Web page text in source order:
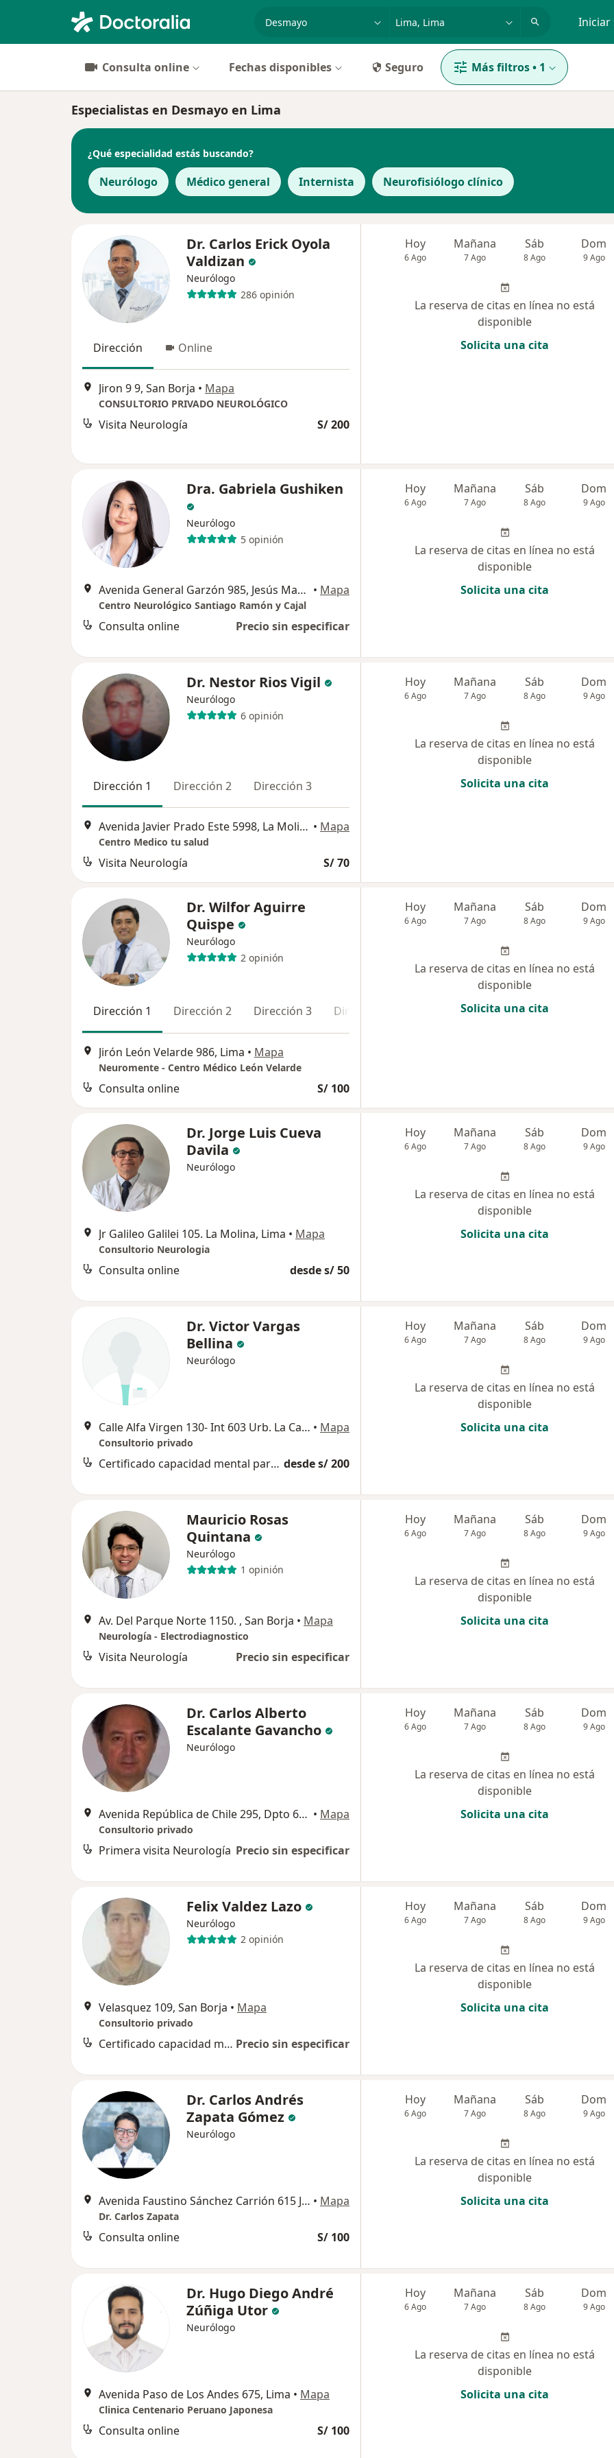
Iniciar
Consulta online Fechas disponibles Seguro Más filtros• 1
Especialistas en Desmayo en Lima
¿Qué especialidad estás buscando?
Neurólogo Médico general Internista Neurofisiólogo clínico
Dr. Carlos Erick Oyola
Valdizan
Neurólogo
286 opinión
Dirección Online
Jiron 9 9, San Borja • Mapa
CONSULTORIO PRIVADO NEUROLÓGICO
Visita Neurología S/ 200
Hoy
6 Ago
Mañana
7 Ago
Sáb
8 Ago
Dom
9 Ago
La reserva de citas en línea no está
disponible
Solicita una cita
Dra. Gabriela Gushiken
Neurólogo
5 opinión
Avenida General Garzón 985, Jesús María • Mapa
Centro Neurológico Santiago Ramón y Cajal
Consulta online Precio sin especificar
Hoy
6 Ago
Mañana
7 Ago
Sáb
8 Ago
Dom
9 Ago
La reserva de citas en línea no está
disponible
Solicita una cita
Dr. Nestor Rios Vigil
Neurólogo
6 opinión
Dirección 1 Dirección 2 Dirección 3
Avenida Javier Prado Este 5998, La Molina • Mapa
Centro Medico tu salud
Visita Neurología S/ 70
Hoy
6 Ago
Mañana
7 Ago
Sáb
8 Ago
Dom
9 Ago
La reserva de citas en línea no está
disponible
Solicita una cita
Dr. Wilfor Aguirre
Quispe
Neurólogo
2 opinión
Dirección 1 Dirección 2 Dirección 3 Dirección 4 Online
Jirón León Velarde 986, Lima • Mapa
Neuromente - Centro Médico León Velarde
Consulta online S/ 100
Hoy
6 Ago
Mañana
7 Ago
Sáb
8 Ago
Dom
9 Ago
La reserva de citas en línea no está
disponible
Solicita una cita
Dr. Jorge Luis Cueva
Davila
Neurólogo
Jr Galileo Galilei 105. La Molina, Lima • Mapa
Consultorio Neurologia
Consulta online desde s/ 50
Hoy
6 Ago
Mañana
7 Ago
Sáb
8 Ago
Dom
9 Ago
La reserva de citas en línea no está
disponible
Solicita una cita
Dr. Victor Vargas
Bellina
Neurólogo
Calle Alfa Virgen 130- Int 603 Urb. La Calera Surquillo, Lima • Mapa
Consultorio privado
Certificado capacidad mental para trámites legales desde s/ 200
Hoy
6 Ago
Mañana
7 Ago
Sáb
8 Ago
Dom
9 Ago
La reserva de citas en línea no está
disponible
Solicita una cita
Mauricio Rosas
Quintana
Neurólogo
1 opinión
Av. Del Parque Norte 1150. , San Borja • Mapa
Neurología - Electrodiagnostico
Visita Neurología Precio sin especificar
Hoy
6 Ago
Mañana
7 Ago
Sáb
8 Ago
Dom
9 Ago
La reserva de citas en línea no está
disponible
Solicita una cita
Dr. Carlos Alberto
Escalante Gavancho
Neurólogo
Avenida República de Chile 295, Dpto 604, Lima • Mapa
Consultorio privado
Primera visita Neurología Precio sin especificar
Hoy
6 Ago
Mañana
7 Ago
Sáb
8 Ago
Dom
9 Ago
La reserva de citas en línea no está
disponible
Solicita una cita
Felix Valdez Lazo
Neurólogo
2 opinión
Velasquez 109, San Borja • Mapa
Consultorio privado
Certificado capacidad mental para trámites legales Precio sin especificar
Hoy
6 Ago
Mañana
7 Ago
Sáb
8 Ago
Dom
9 Ago
La reserva de citas en línea no está
disponible
Solicita una cita
Dr. Carlos Andrés
Zapata Gómez
Neurólogo
Avenida Faustino Sánchez Carrión 615 Jesús María , Lima • Mapa
Dr. Carlos Zapata
Consulta online S/ 100
Hoy
6 Ago
Mañana
7 Ago
Sáb
8 Ago
Dom
9 Ago
La reserva de citas en línea no está
disponible
Solicita una cita
Dr. Hugo Diego André
Zúñiga Utor
Neurólogo
Avenida Paso de Los Andes 675, Lima • Mapa
Clinica Centenario Peruano Japonesa
Consulta online S/ 100
Hoy
6 Ago
Mañana
7 Ago
Sáb
8 Ago
Dom
9 Ago
La reserva de citas en línea no está
disponible
Solicita una cita